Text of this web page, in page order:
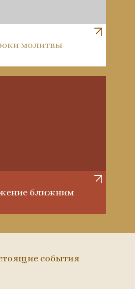
ближним
молитвы
события